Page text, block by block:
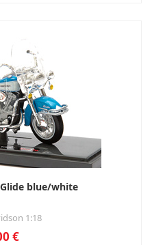
Glide blue/white
1:18
€